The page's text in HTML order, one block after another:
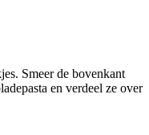
Smeer de bovenkant
en verdeel ze over